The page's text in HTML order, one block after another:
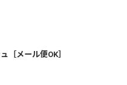
［メール便OK］